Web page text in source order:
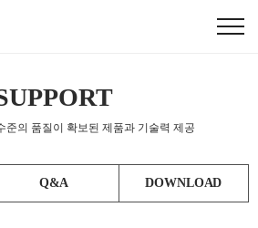
준의 품질이 확보된 제품과 기술력 제공
Q&A DOWNLOAD